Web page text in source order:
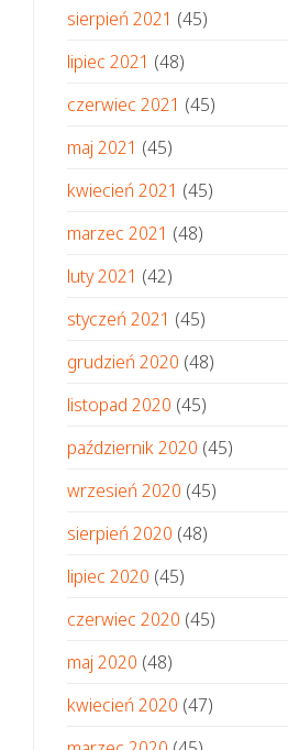
sierpień 2021 (45)
lipiec 2021 (48)
czerwiec 2021 (45)
maj 2021 (45)
kwiecień 2021 (45)
marzec 2021 (48)
luty 2021 (42)
styczeń 2021 (45)
grudzień 2020 (48)
listopad 2020 (45)
październik 2020 (45)
wrzesień 2020 (45)
sierpień 2020 (48)
lipiec 2020 (45)
czerwiec 2020 (45)
maj 2020 (48)
kwiecień 2020 (47)